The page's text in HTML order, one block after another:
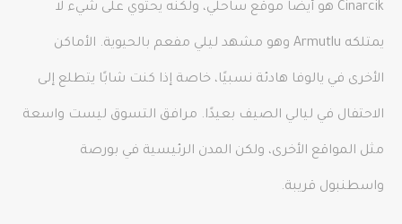
Cinarcik هو أيضًا موقع ساحلي، ولكنه يحتوي على شيء لا
يمتلكه Armutlu وهو مشهد ليلي مفعم بالحيوية. الأماكن
الأخرى في يالوفا هادئة نسبيًا، خاصة إذا كنت شابًا يتطلع إلى
الاحتفال في ليالي الصيف بعيدًا. مرافق التسوق ليست واسعة
مثل المواقع الأخرى، ولكن المدن الرئيسية في بورصة
واسطنبول قريبة.